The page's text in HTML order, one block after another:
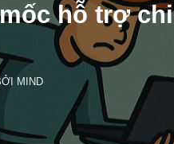
hỗ trợ
MIND